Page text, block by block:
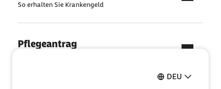
DEU
So erhalten Sie Krankengeld
Pflegeantrag